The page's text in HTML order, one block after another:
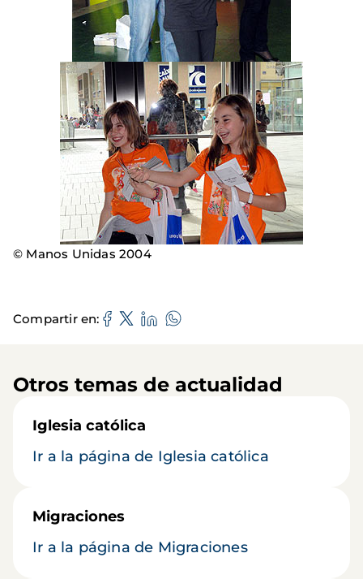
© Manos Unidas 2004
Compartir en
Otros temas de actualidad
Iglesia católica
Ir a la página de Iglesia católica
Migraciones
Ir a la página de Migraciones